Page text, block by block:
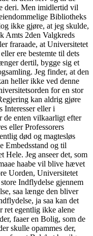
deri. Men imidlertid vil
Bibliotheks
ikke gjøre, at jeg skulde,
Amts 2den Valgkreds
fraraade, at Universitetet
ere bestemte til dets
dertil, bygge sig et
Jeg finder, at den
heller ikke ved denne
for en stor
kan aldrig gjøre
Interesser eller i
de enten vilkaarligt efter
eller Professorers
død og magtesløs
Embedsstand og til
Hele. Jeg anseer det, som
haabe vil blive hævet
Uorden, Universitetet
Indflydelse gjennem
saa længe den bliver
ja saa kan det
ret egentlig ikke alene
faaer en Bolig, som de
skulle opammes der,